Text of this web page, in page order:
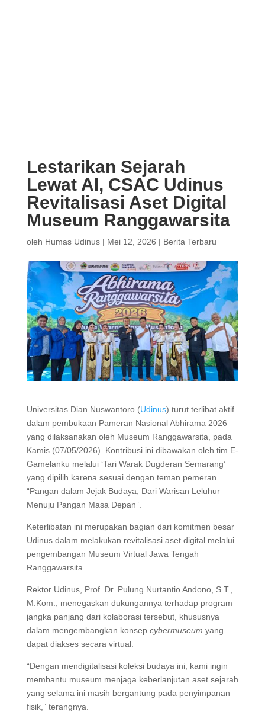
Lestarikan Sejarah
Lewat AI, CSAC Udinus
Revitalisasi Aset Digital
Museum Ranggawarsita
oleh Humas Udinus| Mei 12, 2026 | Berita Terbaru
Universitas Dian Nuswantoro (Udinus) turut terlibat aktif
dalam pembukaan Pameran Nasional Abhirama 2026
yang dilaksanakan oleh Museum Ranggawarsita, pada
Kamis (07/05/2026). Kontribusi ini dibawakan oleh tim E-
Gamelanku melalui ‘Tari Warak Dugderan Semarang’
yang dipilih karena sesuai dengan teman pemeran
“Pangan dalam Jejak Budaya, Dari Warisan Leluhur
Menuju Pangan Masa Depan”.
Keterlibatan ini merupakan bagian dari komitmen besar
Udinus dalam melakukan revitalisasi aset digital melalui
pengembangan Museum Virtual Jawa Tengah
Ranggawarsita.
Rektor Udinus, Prof. Dr. Pulung Nurtantio Andono, S.T.,
M.Kom., menegaskan dukungannya terhadap program
jangka panjang dari kolaborasi tersebut, khususnya
dalam mengembangkan konsep cybermuseum yang
dapat diakses secara virtual.
“Dengan mendigitalisasi koleksi budaya ini, kami ingin
membantu museum menjaga keberlanjutan aset sejarah
yang selama ini masih bergantung pada penyimpanan
fisik,” terangnya.